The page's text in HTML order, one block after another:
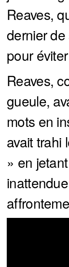
Reaves,
dernier
pour
Reaves,
gueule,
mots en
avait trahi
» en